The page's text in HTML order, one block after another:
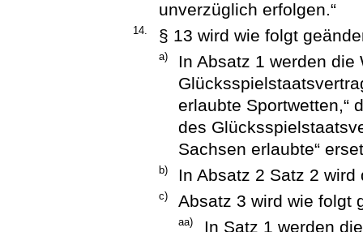
unverzüglich erfolgen.“
14. § 13 wird wie folgt
a)
In Absatz 1 werden die
erlaubte Sportwetten,“
des
Sachsen erlaubte“
b) In Absatz 2 Satz 2 wird
c) Absatz 3 wird wie folgt
aa)
In Satz 1 werden